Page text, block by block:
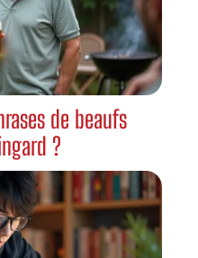
de beaufs
?